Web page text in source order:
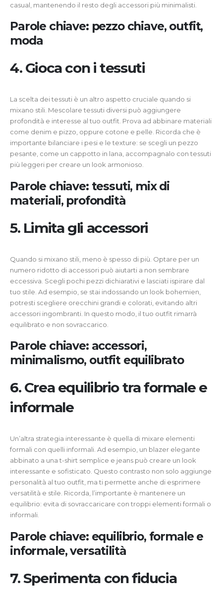
casual, mantenendo il resto degli accessori più minimalisti.
Parole chiave: pezzo chiave, outfit,
moda
4. Gioca con i tessuti
La scelta dei tessuti è un altro aspetto cruciale quando si
mixano stili. Mescolare tessuti diversi può aggiungere
profondità e interesse al tuo outfit. Prova ad abbinare materiali
come denim e pizzo, oppure cotone e pelle. Ricorda che è
importante bilanciare i pesi e le texture: se scegli un pezzo
pesante, come un cappotto in lana, accompagnalo con tessuti
più leggeri per creare un look armonioso.
Parole chiave: tessuti, mix di
materiali, profondità
5. Limita gli accessori
Quando si mixano stili, meno è spesso di più. Optare per un
numero ridotto di accessori può aiutarti a non sembrare
eccessiva. Scegli pochi pezzi dichiarativi e lasciati ispirare dal
tuo stile. Ad esempio, se stai indossando un look bohemien,
potresti scegliere orecchini grandi e colorati, evitando altri
accessori ingombranti. In questo modo, il tuo outfit rimarrà
equilibrato e non sovraccarico.
Parole chiave: accessori,
minimalismo, outfit equilibrato
6. Crea equilibrio tra formale e
informale
Un’altra strategia interessante è quella di mixare elementi
formali con quelli informali. Ad esempio, un blazer elegante
abbinato a una t-shirt semplice e jeans può creare un look
interessante e sofisticato. Questo contrasto non solo aggiunge
personalità al tuo outfit, ma ti permette anche di esprimere
versatilità e stile. Ricorda, l’importante è mantenere un
equilibrio: evita di sovraccaricare con troppi elementi formali o
informali.
Parole chiave: equilibrio, formale e
informale, versatilità
7. Sperimenta con fiducia